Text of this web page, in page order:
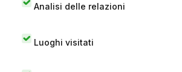
Analisi delle relazioni
Luoghi visitati